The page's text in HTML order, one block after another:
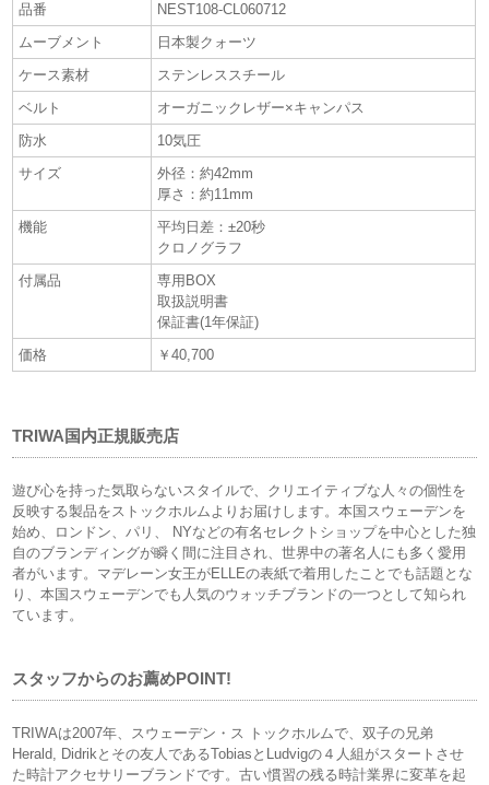
品番
NEST108-CL060712
ムーブメント
日本製クォーツ
ケース素材
ステンレススチール
ベルト
オーガニックレザー×キャンパス
防水
10気圧
サイズ
外径：約42mm
厚さ：約11mm
機能
平均日差：±20秒
クロノグラフ
付属品
専用BOX
取扱説明書
保証書(1年保証)
価格
￥40,700
TRIWA国内正規販売店
遊び心を持った気取らないスタイルで、クリエイティブな人々の個性を
反映する製品をストックホルムよりお届けします。本国スウェーデンを
始め、ロンドン、パリ、 NYなどの有名セレクトショップを中心とした独
自のブランディングが瞬く間に注目され、世界中の著名人にも多く愛用
者がいます。マデレーン女王がELLEの表紙で着用したことでも話題とな
り、本国スウェーデンでも人気のウォッチブランドの一つとして知られ
ています。
スタッフからのお薦めPOINT!
TRIWAは2007年、スウェーデン・ス トックホルムで、双子の兄弟
Herald, Didrikとその友人であるTobiasとLudvigの４人組がスタートさせ
た時計アクセサリーブランドです。古い慣習の残る時計業界に変革を起